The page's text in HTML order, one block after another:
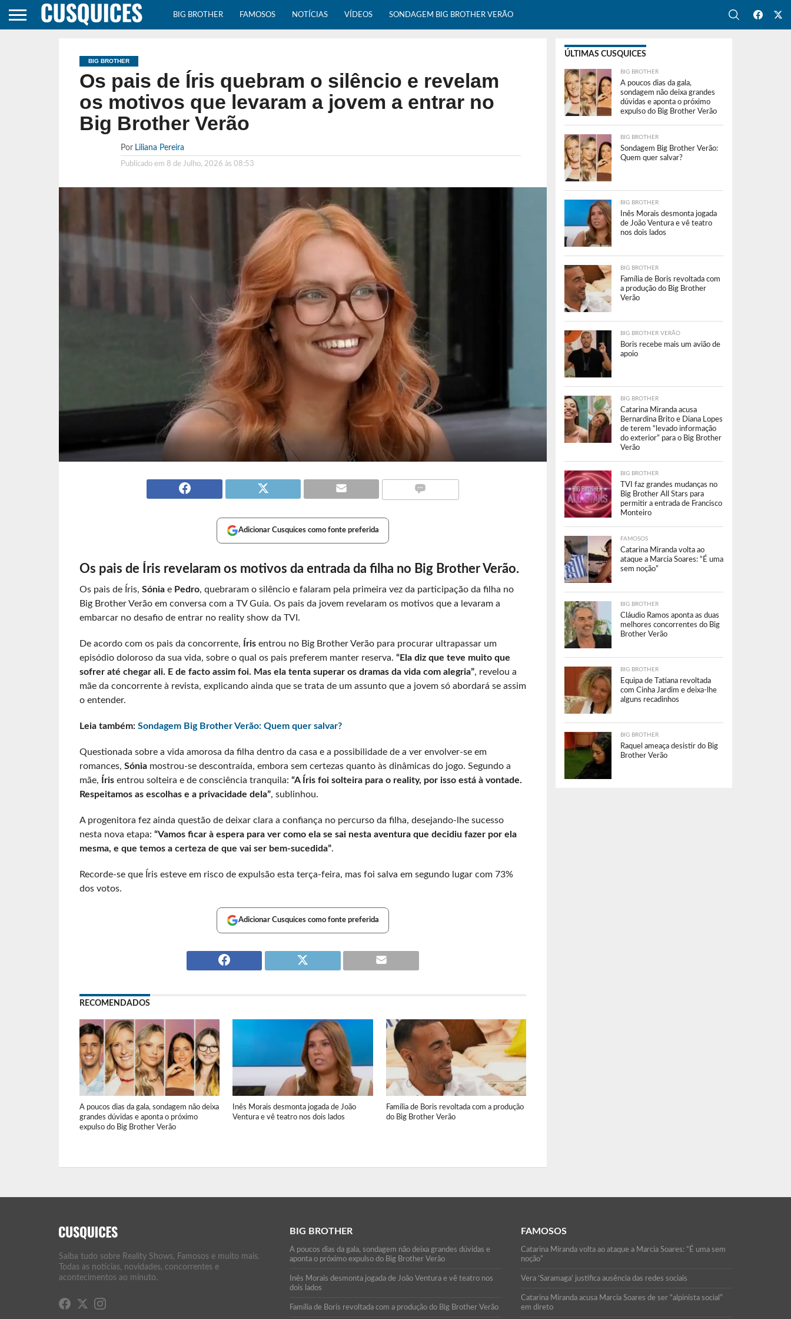
BIG BROTHER FAMOSOS NOTÍCIAS VÍDEOS SONDAGEM BIG BROTHER VERÃO
BIG BROTHER
Os pais de Íris quebram o silêncio e revelam
os motivos que levaram a jovem a entrar no
Big Brother Verão
Por Liliana Pereira
Publicado em 8 de Julho, 2026 às 08:53
Adicionar Cusquices como fonte preferida
Os pais de Íris revelaram os motivos da entrada da filha no Big Brother Verão.
Os pais de Íris, Sóniae Pedro, quebraram o silêncio e falaram pela primeira vez da participação da filha no
Big Brother Verão em conversa com a TV Guia. Os pais da jovem revelaram os motivos que a levaram a
embarcar no desafio de entrar no reality show da TVI.
De acordo com os pais da concorrente, Írisentrou no Big Brother Verão para procurar ultrapassar um
episódio doloroso da sua vida, sobre o qual os pais preferem manter reserva. “Ela diz que teve muito que
sofrer até chegar ali. E de facto assim foi. Mas ela tenta superar os dramas da vida com alegria”, revelou a
mãe da concorrente à revista, explicando ainda que se trata de um assunto que a jovem só abordará se assim
o entender.
Leia também: Sondagem Big Brother Verão: Quem quer salvar?
Questionada sobre a vida amorosa da filha dentro da casa e a possibilidade de a ver envolver-se em
romances, Sóniamostrou-se descontraída, embora sem certezas quanto às dinâmicas do jogo. Segundo a
mãe,
Írisentrou solteira e de consciência tranquila: “A Íris foi solteira para o reality, por isso está à vontade.
Respeitamos as escolhas e a privacidade dela”, sublinhou.
A progenitora fez ainda questão de deixar clara a confiança no percurso da filha, desejando-lhe sucesso
nesta nova etapa: “Vamos ficar à espera para ver como ela se sai nesta aventura que decidiu fazer por ela
mesma, e que temos a certeza de que vai ser bem-sucedida”.
Recorde-se que Íris esteve em risco de expulsão esta terça-feira, mas foi salva em segundo lugar com 73%
dos votos.
Adicionar Cusquices como fonte preferida
RECOMENDADOS
A poucos dias da gala, sondagem não deixa
grandes dúvidas e aponta o próximo
expulso do Big Brother Verão
Inês Morais desmonta jogada de João
Ventura e vê teatro nos dois lados
Família de Boris revoltada com a produção
do Big Brother Verão
ÚLTIMAS CUSQUICES
BIG BROTHER
A poucos dias da gala,
sondagem não deixa grandes
dúvidas e aponta o próximo
expulso do Big Brother Verão
BIG BROTHER
Sondagem Big Brother Verão:
Quem quer salvar?
BIG BROTHER
Inês Morais desmonta jogada
de João Ventura e vê teatro
nos dois lados
BIG BROTHER
Família de Boris revoltada com
a produção do Big Brother
Verão
BIG BROTHER VERÃO
Boris recebe mais um avião de
apoio
BIG BROTHER
Catarina Miranda acusa
Bernardina Brito e Diana Lopes
de terem “levado informação
do exterior” para o Big Brother
Verão
BIG BROTHER
TVI faz grandes mudanças no
Big Brother All Stars para
permitir a entrada de Francisco
Monteiro
FAMOSOS
Catarina Miranda volta ao
ataque a Marcia Soares: “É uma
sem noção”
BIG BROTHER
Cláudio Ramos aponta as duas
melhores concorrentes do Big
Brother Verão
BIG BROTHER
Equipa de Tatiana revoltada
com Cinha Jardim e deixa-lhe
alguns recadinhos
BIG BROTHER
Raquel ameaça desistir do Big
Brother Verão
Saiba tudo sobre Reality Shows, Famosos e muito mais.
Todas as notícias, novidades, concorrentes e
acontecimentos ao minuto.
BIG BROTHER
A poucos dias da gala, sondagem não deixa grandes dúvidas e
aponta o próximo expulso do Big Brother Verão
Inês Morais desmonta jogada de João Ventura e vê teatro nos
dois lados
Família de Boris revoltada com a produção do Big Brother Verão
FAMOSOS
Catarina Miranda volta ao ataque a Marcia Soares: “É uma sem
noção”
Vera ‘Saramaga’ justifica ausência das redes sociais
Catarina Miranda acusa Marcia Soares de ser “alpinista social”
em direto